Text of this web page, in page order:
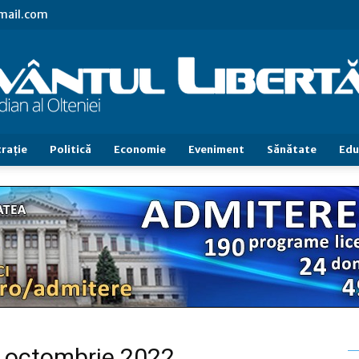
Cuvântul
Libertăţii
Politică Economie Eveniment Sănătate